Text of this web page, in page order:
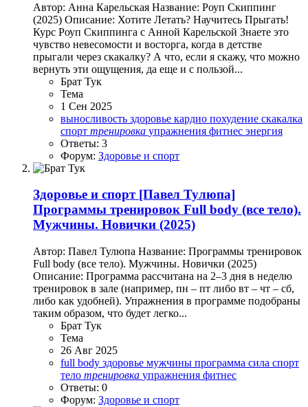
Автор: Анна Карельская Название: Роуп Скиппинг
(2025) Описание: Хотите Летать? Научитесь Прыгать!
Курс Роуп Скиппинга с Анной Карельской Знаете это
чувство невесомости и восторга, когда в детстве
прыгали через скакалку? А что, если я скажу, что можно
вернуть эти ощущения, да еще и с пользой...
Брат Тук
Тема
1 Сен 2025
выносливость здоровье кардио похудение скакалка
спорт тренировка упражнения фитнес энергия
Ответы: 3
Форум: Здоровье и спорт
Здоровье и спорт [Павел Тулюпа]
Программы тренировок Full body (все тело).
Мужчины. Новички (2025)
Автор: Павел Тулюпа Название: Программы тренировок
Full body (все тело). Мужчины. Новички (2025)
Описание: Программа рассчитана на 2–3 дня в неделю
тренировок в зале (например, пн – пт либо вт – чт – сб,
либо как удобней). Упражнения в программе подобраны
таким образом, что будет легко...
Брат Тук
Тема
26 Авг 2025
full body здоровье мужчины программа сила спорт
тело тренировка упражнения фитнес
Ответы: 0
Форум: Здоровье и спорт